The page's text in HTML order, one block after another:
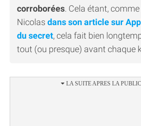
corroborées. Cela étant,
Nicolas dans son article sur
du secret, cela fait bien
tout (ou presque) avant chaque